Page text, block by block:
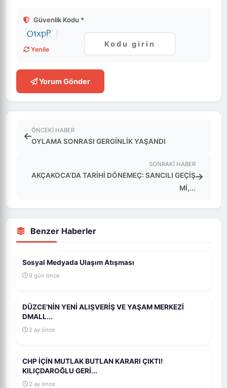
Güvenlik Kodu *
Yenile
Yorum Gönder
ÖNCEKI HABER
OYLAMA SONRASI GERGİNLİK YAŞANDI
SONRAKI HABER
AKÇAKOCA’DA TARİHİ DÖNEMEÇ: SANCILI GEÇİŞ
Mİ,...
Benzer Haberler
Sosyal Medyada Ulaşım Atışması
9 gün önce
DÜZCE’NİN YENİ ALIŞVERİŞ VE YAŞAM MERKEZİ
DMALL...
2 ay önce
CHP İÇİN MUTLAK BUTLAN KARARI ÇIKTI!
KILIÇDAROĞLU GERİ...
2 ay önce